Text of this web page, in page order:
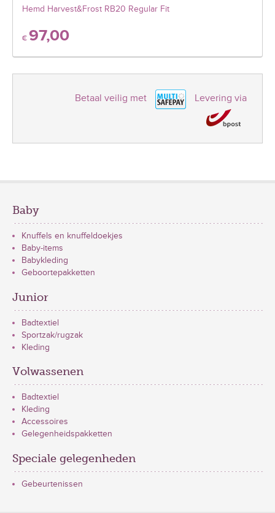
Hemd Harvest&Frost RB20 Regular Fit
€ 97,00
Betaal veilig met Levering via
Baby
Knuffels en knuffeldoekjes
Baby-items
Babykleding
Geboortepakketten
Junior
Badtextiel
Sportzak/rugzak
Kleding
Volwassenen
Badtextiel
Kleding
Accessoires
Gelegenheidspakketten
Speciale gelegenheden
Gebeurtenissen